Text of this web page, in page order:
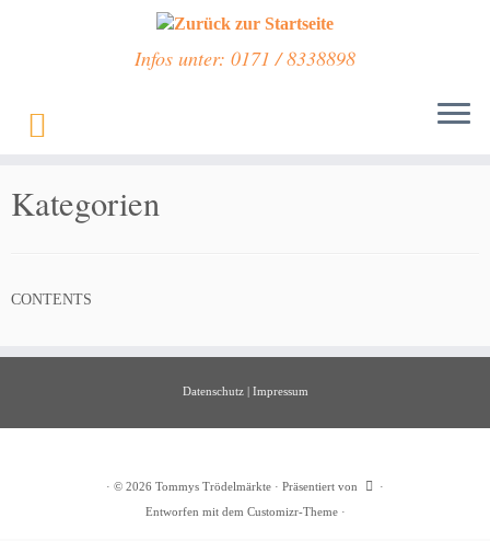
Infos unter: 0171 / 8338898
Kategorien
CONTENTS
Datenschutz| Impressum
· © 2026 Tommys Trödelmärkte · Präsentiert von
·
Entworfen mit dem Customizr-Theme·